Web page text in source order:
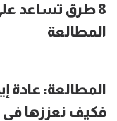
8 طرق تساعد
المطالعة
المطالعة: عادة
فكيف نعززها في